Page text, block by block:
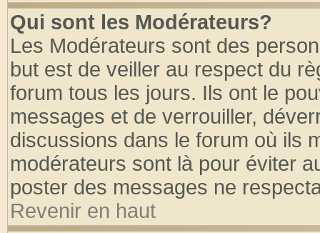
Qui sont les Modérateurs?
Les Modérateurs sont des
but est de veiller au respect du
forum tous les jours. Ils ont le
messages et de verrouiller,
discussions dans le forum où ils
modérateurs sont là pour éviter
poster des messages ne
Revenir en haut